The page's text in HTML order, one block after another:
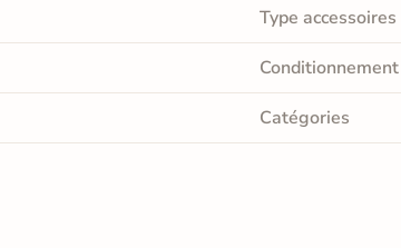
Type accessoires
Conditionnement
Catégories